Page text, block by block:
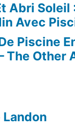
Abri Soleil
Avec
Piscine
The Other